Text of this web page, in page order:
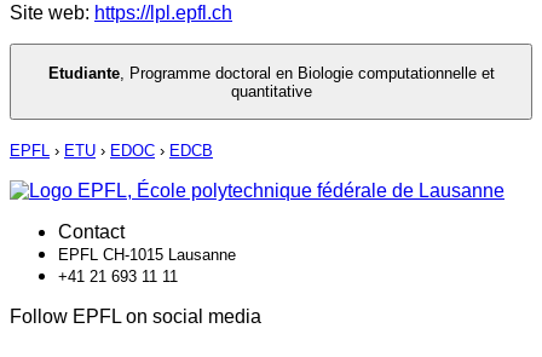
Site web: https://lpl.epfl.ch
Etudiante, Programme doctoral en Biologie computationnelle et
quantitative
EPFL › ETU › EDOC › EDCB
Contact
EPFL CH-1015 Lausanne
+41 21 693 11 11
Follow EPFL on social media